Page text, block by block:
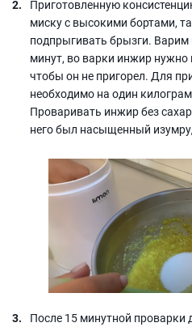
Приготовленную
миску с высокими бортами,
подпрыгивать брызги.
минут, во варки инжир
чтобы он не пригорел. Для
необходимо на один
Проваривать инжир без
него был насыщенный
После 15 минутной проварки